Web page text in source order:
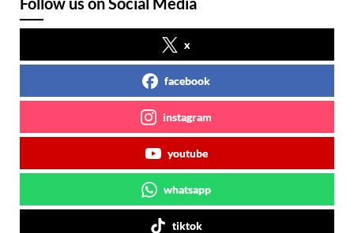
x
facebook
instagram
youtube
whatsapp
tiktok